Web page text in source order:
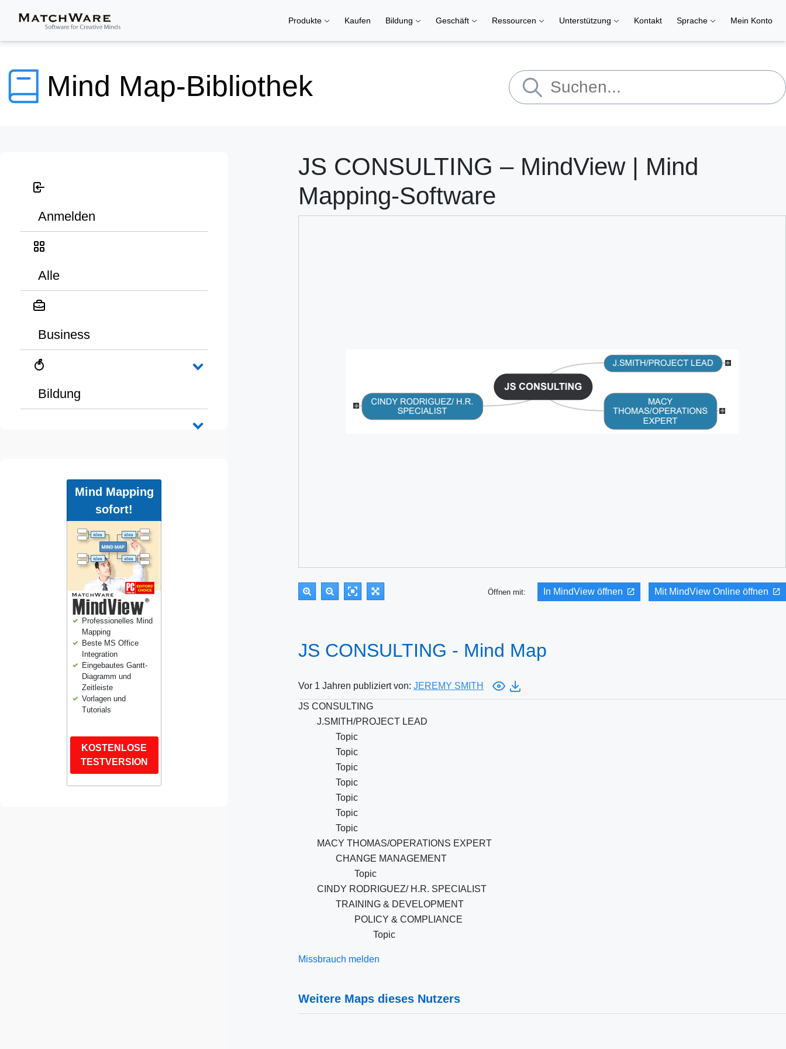
Produkte Kaufen Bildung Geschäft Ressourcen Unterstützung Kontakt Sprache Mein Konto
Mind Map-Bibliothek
Anmelden
Alle
Business
Bildung
Mind Mapping
sofort!
Professionelles Mind
Mapping
Beste MS Office
Integration
Eingebautes Gantt-
Diagramm und
Zeitleiste
Vorlagen und
Tutorials
KOSTENLOSE
TESTVERSION
JS CONSULTING – MindView | Mind
Mapping-Software
Öffnen mit: In MindView öffnen Mit MindView Online öffnen
JS CONSULTING - Mind Map
Vor 1 Jahren publiziert von: JEREMY SMITH
JS CONSULTING
J.SMITH/PROJECT LEAD
Topic
Topic
Topic
Topic
Topic
Topic
Topic
MACY THOMAS/OPERATIONS EXPERT
CHANGE MANAGEMENT
Topic
CINDY RODRIGUEZ/ H.R. SPECIALIST
TRAINING & DEVELOPMENT
POLICY & COMPLIANCE
Topic
Missbrauch melden
Weitere Maps dieses Nutzers